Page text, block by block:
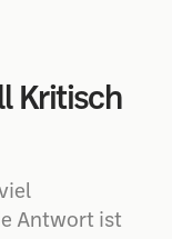
Kritisch
Antwort ist